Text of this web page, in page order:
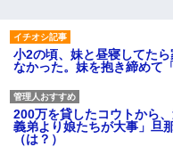
小2の頃、妹と昼寝してた
なかった。妹を抱き締めて
200万を貸したコウトから
義弟より娘たちが大事」旦
（は？）